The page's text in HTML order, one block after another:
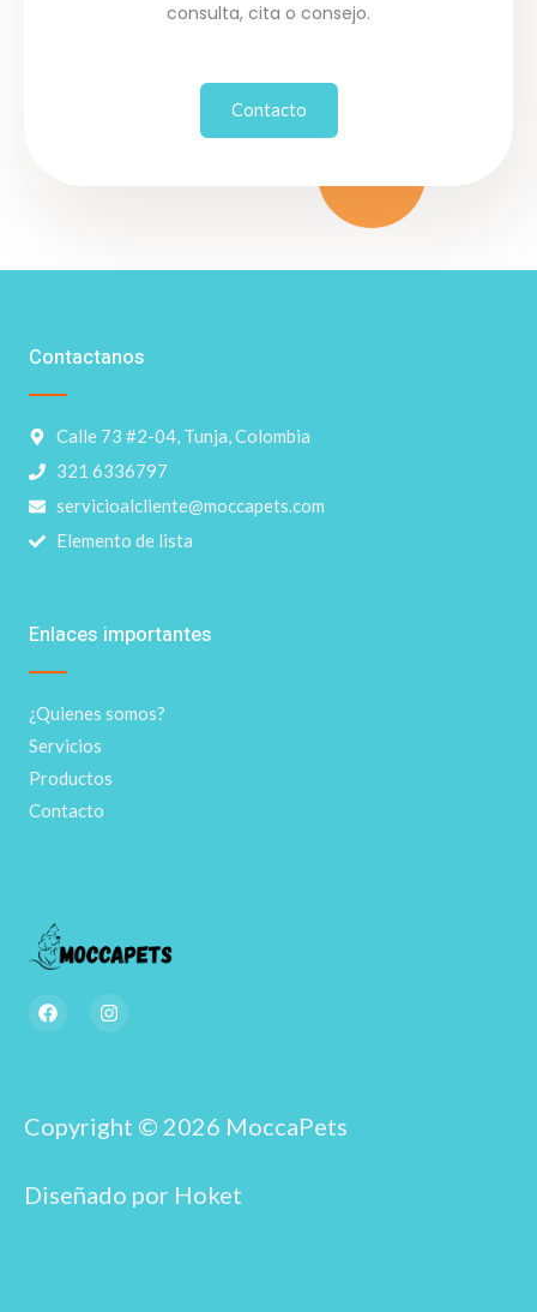
consulta, cita o consejo.
Contacto
F
a
k
I
n
r
a
Enlaces importantes
¿Quienes somos?
Servicios
Productos
Contacto
Contactanos
Calle 73 #2-04, Tunja, Colombia
321 6336797
servicioalcliente@moccapets.com
Elemento de lista
Copyright © 2026 MoccaPets
Diseñado por Hoket